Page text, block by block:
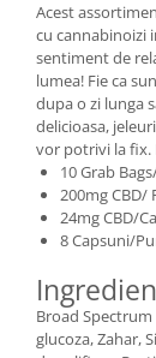
Acest
cu cannabinoizi
sentiment de
lumea! Fie ca
dupa o zi lunga
delicioasa,
vor potrivi la fix.
10 Grab
200mg CBD/
24mg CBD/
8 Capsuni/
Broad
glucoza, Zahar,